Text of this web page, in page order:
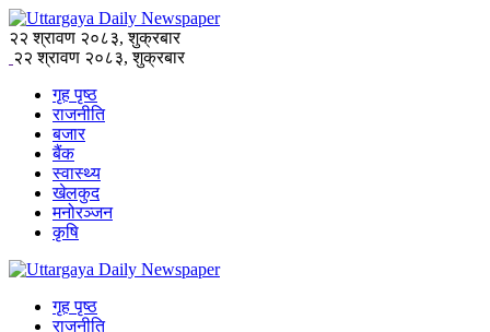
२२ श्रावण २०८३, शुक्रबार
२२ श्रावण २०८३, शुक्रबार
गृह पृष्ठ
राजनीति
बजार
बैंक
स्वास्थ्य
खेलकुद
मनोरञ्जन
कृषि
गृह पृष्ठ
राजनीति